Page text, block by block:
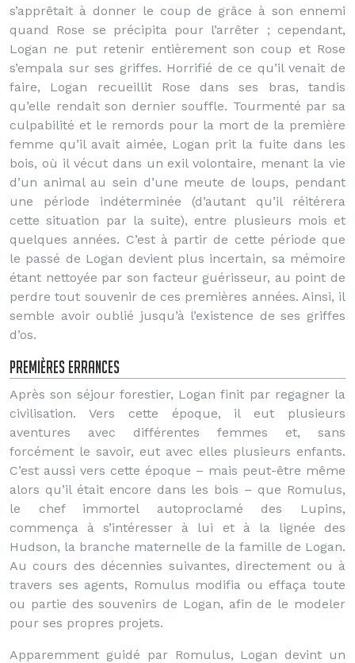
s’apprêtait à donner le coup de grâce à son ennemi
quand Rose se précipita pour l’arrêter ; cependant,
Logan ne put retenir entièrement son coup et Rose
s’empala sur ses griffes. Horrifié de ce qu’il venait de
faire, Logan recueillit Rose dans ses bras, tandis
qu’elle rendait son dernier souffle. Tourmenté par sa
culpabilité et le remords pour la mort de la première
femme qu’il avait aimée, Logan prit la fuite dans les
bois, où il vécut dans un exil volontaire, menant la vie
d’un animal au sein d’une meute de loups, pendant
une période indéterminée (d’autant qu’il réitérera
cette situation par la suite), entre plusieurs mois et
quelques années. C’est à partir de cette période que
le passé de Logan devient plus incertain, sa mémoire
étant nettoyée par son facteur guérisseur, au point de
perdre tout souvenir de ces premières années. Ainsi, il
semble avoir oublié jusqu’à l’existence de ses griffes
d’os.
Premières errances
Après son séjour forestier, Logan finit par regagner la
civilisation. Vers cette époque, il eut plusieurs
aventures avec différentes femmes et, sans
forcément le savoir, eut avec elles plusieurs enfants.
C’est aussi vers cette époque – mais peut-être même
alors qu’il était encore dans les bois – que Romulus,
le chef immortel autoproclamé des Lupins,
commença à s’intéresser à lui et à la lignée des
Hudson, la branche maternelle de la famille de Logan.
Au cours des décennies suivantes, directement ou à
travers ses agents, Romulus modifia ou effaça toute
ou partie des souvenirs de Logan, afin de le modeler
pour ses propres projets.
Apparemment guidé par Romulus, Logan devint un